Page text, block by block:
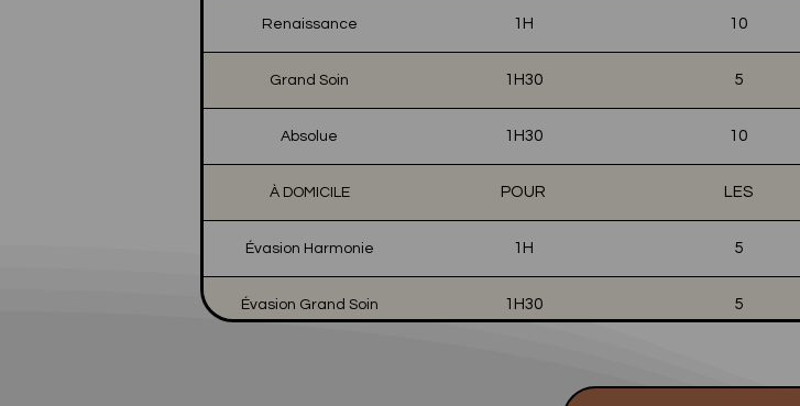
Renaissance 1H 10
Grand Soin 1H30 5
Absolue 1H30 10
À DOMICILE POUR LES
Évasion Harmonie 1H 5
Évasion Grand Soin 1H30 5